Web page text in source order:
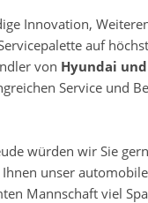
Innovation,
auf
von Hyundai und
Service und
würden wir Sie
unser
Mannschaft viel